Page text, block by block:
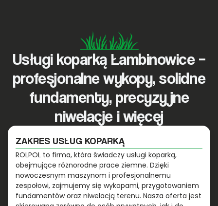
Usługi koparką Łambinowice –
profesjonalne wykopy, solidne
fundamenty, precyzyjne
niwelacje i więcej
ZAKRES USŁUG KOPARKĄ
ROLPOL to firma, która świadczy usługi koparką,
obejmujące różnorodne prace ziemne. Dzięki
nowoczesnym maszynom i profesjonalnemu
zespołowi, zajmujemy się wykopami, przygotowaniem
fundamentów oraz niwelacją terenu. Nasza oferta jest